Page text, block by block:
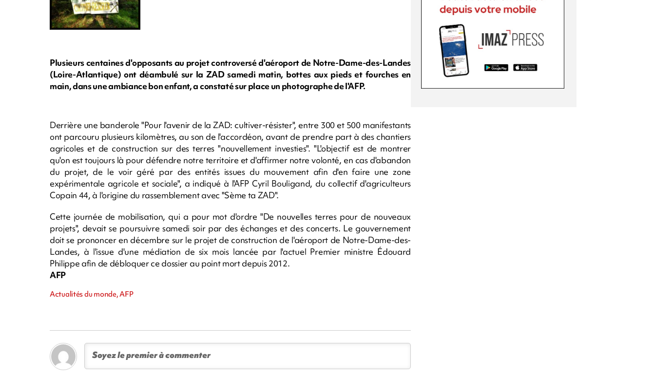
Plusieurs centaines d'opposants au projet controversé d'aéroport de Notre-Dame-des-Landes
(Loire-Atlantique) ont déambulé sur la ZAD samedi matin, bottes aux pieds et fourches en
main, dans une ambiance bon enfant, a constaté sur place un photographe de l'AFP.
Derrière une banderole "Pour l'avenir de la ZAD: cultiver-résister", entre 300 et 500 manifestants
ont parcouru plusieurs kilomètres, au son de l'accordéon, avant de prendre part à des chantiers
agricoles et de construction sur des terres "nouvellement investies". "L'objectif est de montrer
qu'on est toujours là pour défendre notre territoire et d'affirmer notre volonté, en cas d'abandon
du projet, de le voir géré par des entités issues du mouvement afin d'en faire une zone
expérimentale agricole et sociale", a indiqué à l'AFP Cyril Bouligand, du collectif d'agriculteurs
Copain 44, à l'origine du rassemblement avec "Sème ta ZAD".
Cette journée de mobilisation, qui a pour mot d'ordre "De nouvelles terres pour de nouveaux
projets", devait se poursuivre samedi soir par des échanges et des concerts. Le gouvernement
doit se prononcer en décembre sur le projet de construction de l'aéroport de Notre-Dame-des-
Landes, à l'issue d'une médiation de six mois lancée par l'actuel Premier ministre Édouard
Philippe afin de débloquer ce dossier au point mort depuis 2012.
AFP
Actualités du monde, AFP